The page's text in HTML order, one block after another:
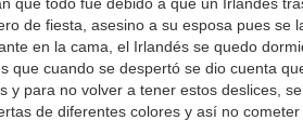
que todo fue debido a que un Irlandés
de fiesta, asesino a su esposa pues se
en la cama, el Irlandés se quedo
que cuando se despertó se dio cuenta
y para no volver a tener estos deslices,
de diferentes colores y así no